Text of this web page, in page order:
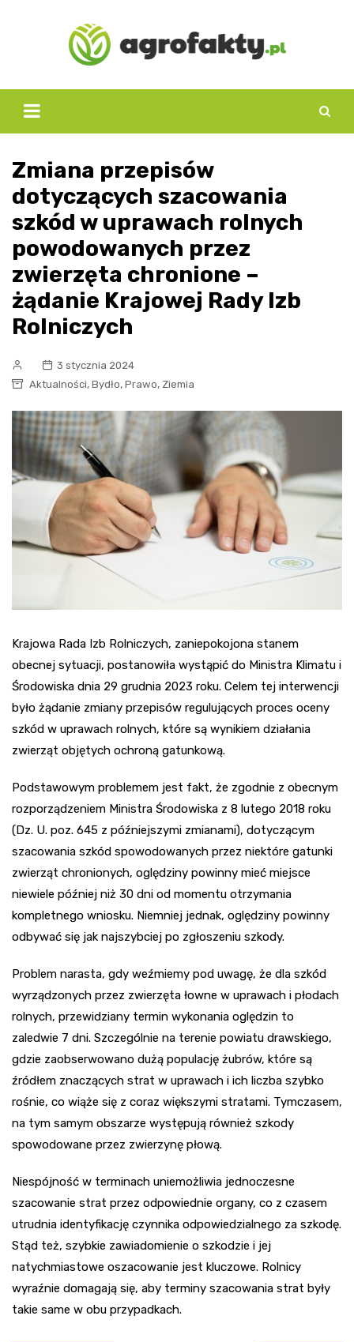
Zmiana przepisów
dotyczących szacowania
szkód w uprawach rolnych
powodowanych przez
zwierzęta chronione –
żądanie Krajowej Rady Izb
Rolniczych
3 stycznia 2024
Aktualności, Bydło, Prawo, Ziemia
Krajowa Rada Izb Rolniczych, zaniepokojona stanem
obecnej sytuacji, postanowiła wystąpić do Ministra Klimatu i
Środowiska dnia 29 grudnia 2023 roku. Celem tej interwencji
było żądanie zmiany przepisów regulujących proces oceny
szkód w uprawach rolnych, które są wynikiem działania
zwierząt objętych ochroną gatunkową.
Podstawowym problemem jest fakt, że zgodnie z obecnym
rozporządzeniem Ministra Środowiska z 8 lutego 2018 roku
(Dz. U. poz. 645 z późniejszymi zmianami), dotyczącym
szacowania szkód spowodowanych przez niektóre gatunki
zwierząt chronionych, oględziny powinny mieć miejsce
niewiele później niż 30 dni od momentu otrzymania
kompletnego wniosku. Niemniej jednak, oględziny powinny
odbywać się jak najszybciej po zgłoszeniu szkody.
Problem narasta, gdy weźmiemy pod uwagę, że dla szkód
wyrządzonych przez zwierzęta łowne w uprawach i płodach
rolnych, przewidziany termin wykonania oględzin to
zaledwie 7 dni. Szczególnie na terenie powiatu drawskiego,
gdzie zaobserwowano dużą populację żubrów, które są
źródłem znaczących strat w uprawach i ich liczba szybko
rośnie, co wiąże się z coraz większymi stratami. Tymczasem,
na tym samym obszarze występują również szkody
spowodowane przez zwierzynę płową.
Niespójność w terminach uniemożliwia jednoczesne
szacowanie strat przez odpowiednie organy, co z czasem
utrudnia identyfikację czynnika odpowiedzialnego za szkodę.
Stąd też, szybkie zawiadomienie o szkodzie i jej
natychmiastowe oszacowanie jest kluczowe. Rolnicy
wyraźnie domagają się, aby terminy szacowania strat były
takie same w obu przypadkach.